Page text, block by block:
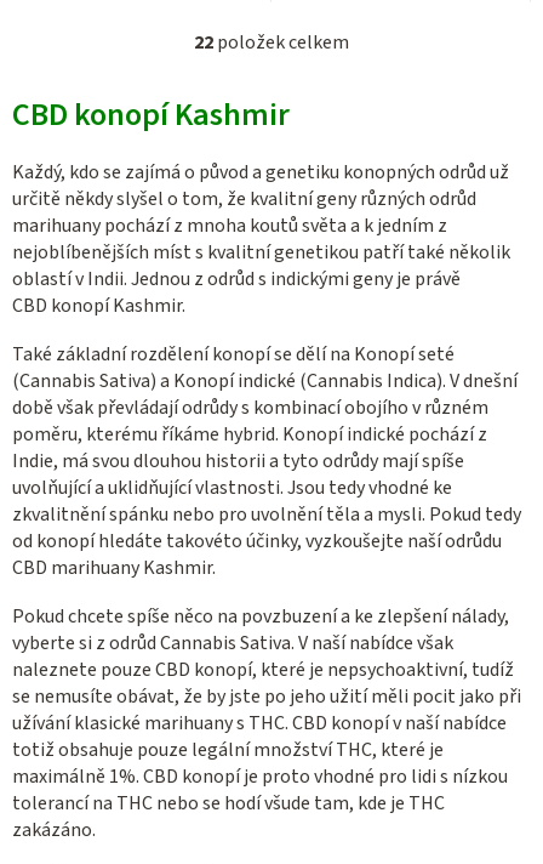
O
l
d
a
c
í
p
v
k
y
v
ý
p
i
s
22položek celkem
CBD konopí Kashmir
Každý, kdo se zajímá o původ a genetiku konopných odrůd už
určitě někdy slyšel o tom, že kvalitní geny různých odrůd
marihuany pochází z mnoha koutů světa a k jedním z
nejoblíbenějších míst s kvalitní genetikou patří také několik
oblastí v Indii. Jednou z odrůd s indickými geny je právě
CBD konopí Kashmir.
Také základní rozdělení konopí se dělí na Konopí seté
(Cannabis Sativa)a Konopí indické (Cannabis Indica). V dnešní
době však převládají odrůdy s kombinací obojího v různém
poměru, kterému říkáme hybrid. Konopí indické pochází z
Indie, má svou dlouhou historii a tyto odrůdy mají spíše
uvolňující a uklidňující vlastnosti. Jsou tedy vhodné ke
zkvalitnění spánku nebo pro uvolnění těla a mysli. Pokud tedy
od konopí hledáte takovéto účinky, vyzkoušejte naší odrůdu
CBD marihuany Kashmir.
Pokud chcete spíše něco na povzbuzení a ke zlepšení nálady,
vyberte si z odrůd Cannabis Sativa. V naší nabídce však
naleznete pouze CBD konopí, které je nepsychoaktivní, tudíž
se nemusíte obávat, že by jste po jeho užití měli pocit jako při
užívání klasické marihuany s THC. CBD konopí v naší nabídce
totiž obsahuje pouze legální množství THC, které je
maximálně 1%. CBD konopí je proto vhodné pro lidi s nízkou
tolerancí na THC nebo se hodí všude tam, kde je THC
zakázáno.